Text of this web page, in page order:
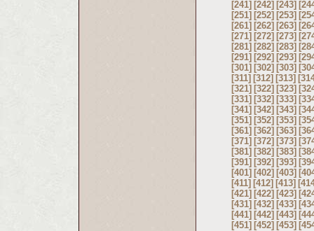
[241] [242] [243]
[251] [252] [253]
[261] [262] [263]
[271] [272] [273]
[281] [282] [283]
[291] [292] [293]
[301] [302] [303]
[311] [312] [313]
[321] [322] [323]
[331] [332] [333]
[341] [342] [343]
[351] [352] [353]
[361] [362] [363]
[371] [372] [373]
[381] [382] [383]
[391] [392] [393]
[401] [402] [403]
[411] [412] [413]
[421] [422] [423]
[431] [432] [433]
[441] [442] [443]
[451] [452] [453]